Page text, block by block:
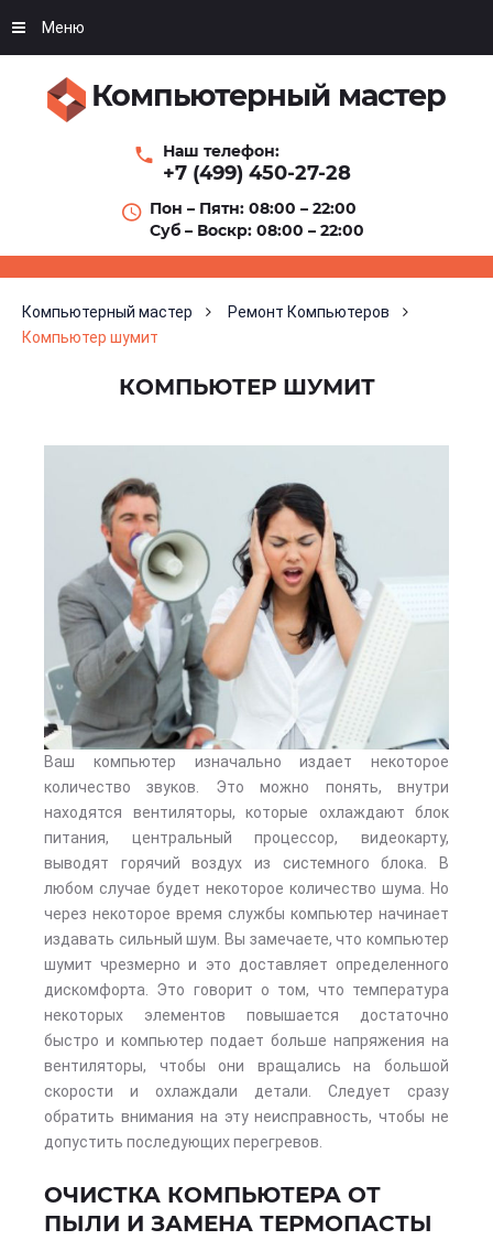
Компьютерный мастер
Наш телефон:
+7 (499) 450-27-28
Пон – Пятн: 08:00 – 22:00
Суб – Воскр: 08:00 – 22:00
Меню
Компьютерный мастер
Ремонт Компьютеров
Компьютер шумит
КОМПЬЮТЕР ШУМИТ
Ваш компьютер изначально издает некоторое
количество звуков. Это можно понять, внутри
находятся вентиляторы, которые охлаждают блок
питания, центральный процессор, видеокарту,
выводят горячий воздух из системного блока. В
любом случае будет некоторое количество шума. Но
через некоторое время службы компьютер начинает
издавать сильный шум. Вы замечаете, что компьютер
шумит чрезмерно и это доставляет определенного
дискомфорта. Это говорит о том, что температура
некоторых элементов повышается достаточно
быстро и компьютер подает больше напряжения на
вентиляторы, чтобы они вращались на большой
скорости и охлаждали детали. Следует сразу
обратить внимания на эту неисправность, чтобы не
допустить последующих перегревов.
ОЧИСТКА КОМПЬЮТЕРА ОТ
ПЫЛИ И ЗАМЕНА ТЕРМОПАСТЫ